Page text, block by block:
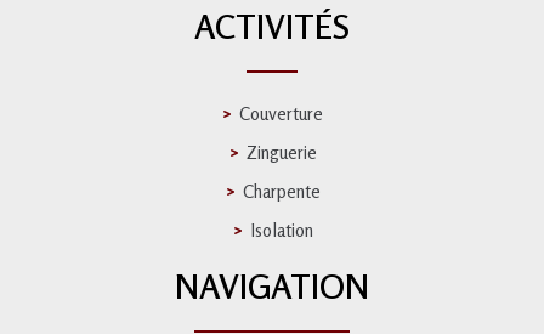
ACTIVITÉS
Couverture
Zinguerie
Charpente
Isolation
NAVIGATION